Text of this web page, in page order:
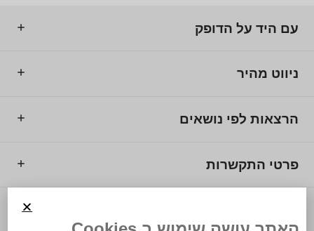
עם היד על הדופק
ניווט מהיר
הרצאות לפי נושאים
פרטי התקשרות